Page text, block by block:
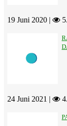
19 Juni 2020 |
24 Juni 2021 |